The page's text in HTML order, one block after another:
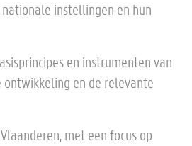
instellingen en hun
en instrumenten van
en de relevante
met een focus op